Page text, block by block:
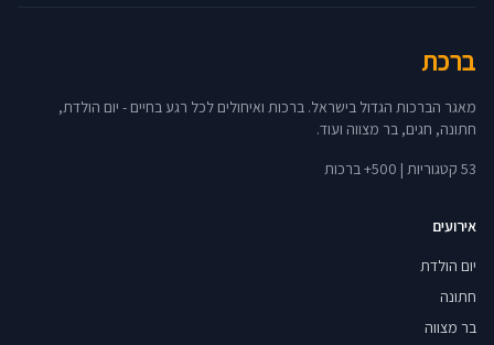
ברכת
מאגר הברכות הגדול בישראל. ברכות ואיחולים לכל רגע בחיים - יום הולדת,
חתונה, חגים, בר מצווה ועוד.
53 קטגוריות | 500+ ברכות
אירועים
יום הולדת
חתונה
בר מצווה